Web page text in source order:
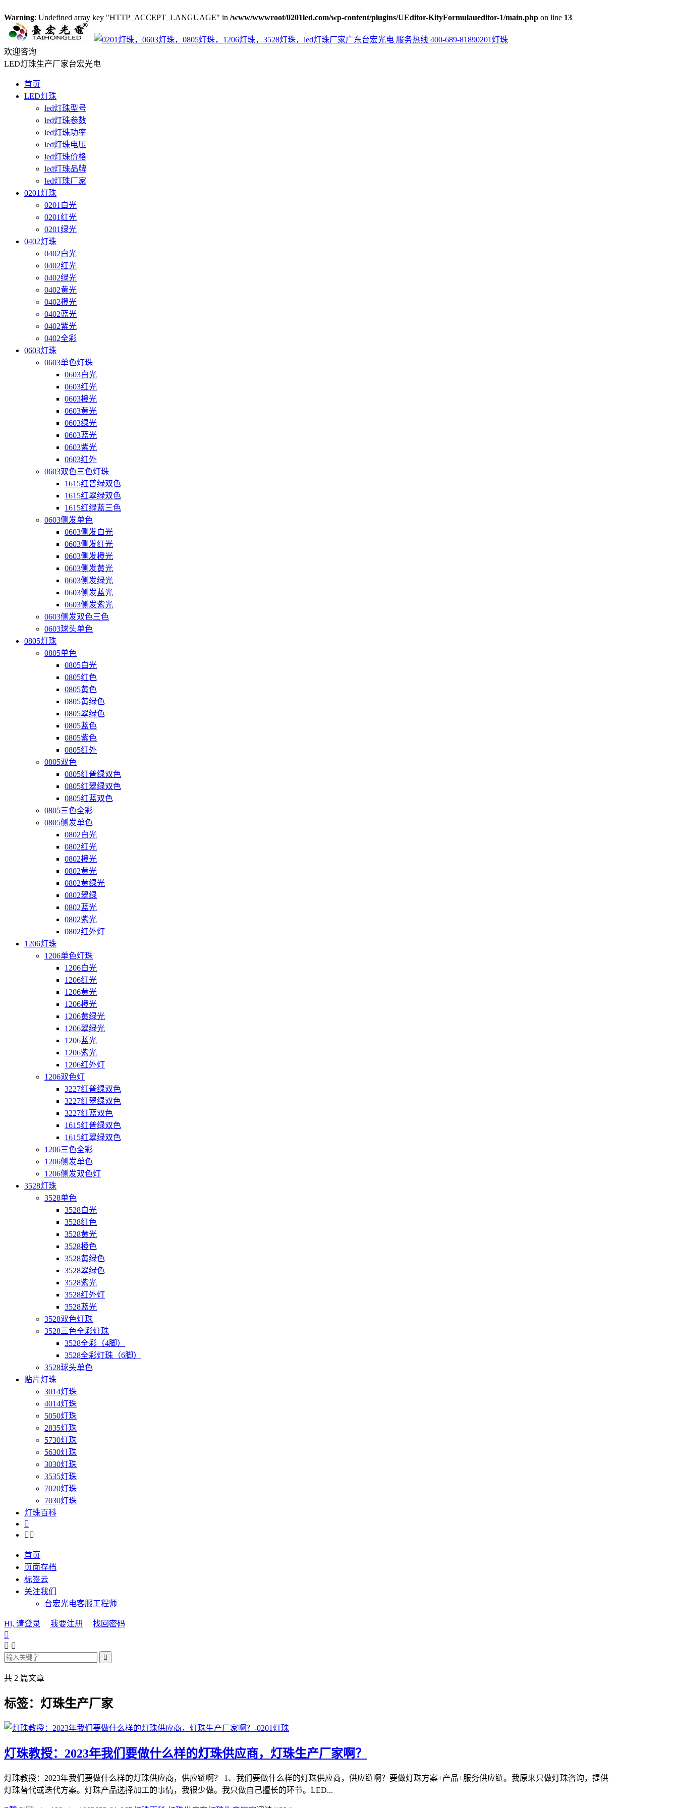
Warning: Undefined array key "HTTP_ACCEPT_LANGUAGE" in /www/wwwroot/0201led.com/wp-content/plugins/UEditor-KityFormulaueditor-1/main.php on line 13
0201灯珠
欢迎咨询
LED灯珠生产厂家台宏光电
首页
LED灯珠
led灯珠型号
led灯珠参数
led灯珠功率
led灯珠电压
led灯珠价格
led灯珠品牌
led灯珠厂家
0201灯珠
0201白光
0201红光
0201绿光
0402灯珠
0402白光
0402红光
0402绿光
0402黄光
0402橙光
0402蓝光
0402紫光
0402全彩
0603灯珠
0603单色灯珠
0603白光
0603红光
0603橙光
0603黄光
0603绿光
0603蓝光
0603紫光
0603红外
0603双色三色灯珠
1615红普绿双色
1615红翠绿双色
1615红绿蓝三色
0603侧发单色
0603侧发白光
0603侧发红光
0603侧发橙光
0603侧发黄光
0603侧发绿光
0603侧发蓝光
0603侧发紫光
0603侧发双色三色
0603球头单色
0805灯珠
0805单色
0805白光
0805红色
0805黄色
0805黄绿色
0805翠绿色
0805蓝色
0805紫色
0805红外
0805双色
0805红普绿双色
0805红翠绿双色
0805红蓝双色
0805三色全彩
0805侧发单色
0802白光
0802红光
0802橙光
0802黄光
0802黄绿光
0802翠绿
0802蓝光
0802紫光
0802红外灯
1206灯珠
1206单色灯珠
1206白光
1206红光
1206黄光
1206橙光
1206黄绿光
1206翠绿光
1206蓝光
1206紫光
1206红外灯
1206双色灯
3227红普绿双色
3227红翠绿双色
3227红蓝双色
1615红普绿双色
1615红翠绿双色
1206三色全彩
1206侧发单色
1206侧发双色灯
3528灯珠
3528单色
3528白光
3528红色
3528黄光
3528橙色
3528黄绿色
3528翠绿色
3528紫光
3528红外灯
3528蓝光
3528双色灯珠
3528三色全彩灯珠
3528全彩（4脚）
3528全彩灯珠（6脚）
3528球头单色
贴片灯珠
3014灯珠
4014灯珠
5050灯珠
2835灯珠
5730灯珠
5630灯珠
3030灯珠
3535灯珠
7020灯珠
7030灯珠
灯珠百科

 
首页
页面存档
标签云
关注我们
台宏光电客服工程师
Hi, 请登录 我要注册
找回密码

 

共 2 篇文章
标签：灯珠生产厂家
灯珠教授：2023年我们要做什么样的灯珠供应商，灯珠生产厂家啊？
灯珠教授：2023年我们要做什么样的灯珠供应商，供应链啊？ 1、我们要做什么样的灯珠供应商，供应链啊？要做灯珠方案+产品+服务供应链。我原来只做灯珠咨询，提供
灯珠替代或迭代方案。灯珠产品选择加工的事情，我很少做。我只做自己擅长的环节。LED...